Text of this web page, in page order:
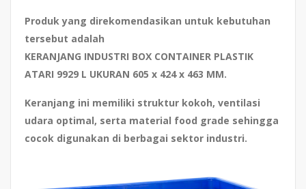
Produk yang direkomendasikan untuk kebutuhan
tersebut adalah
KERANJANG INDUSTRI BOX CONTAINER PLASTIK
ATARI 9929 L UKURAN 605 x 424 x 463 MM.
Keranjang ini memiliki struktur kokoh, ventilasi
udara optimal, serta material food grade sehingga
cocok digunakan di berbagai sektor industri.